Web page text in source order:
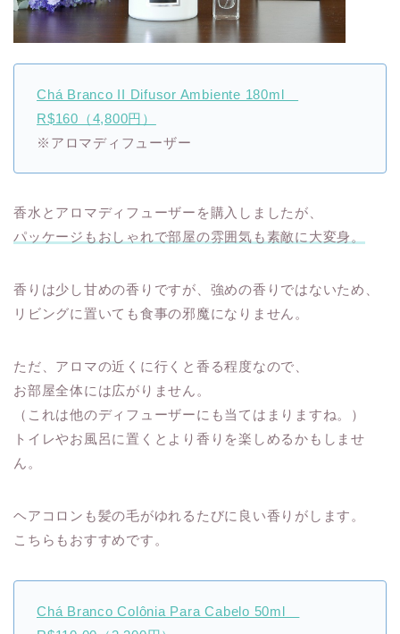
Chá Branco II Difusor Ambiente 180ml
R$160（4,800円）
※アロマディフューザー
香水とアロマディフューザーを購入しましたが、
パッケージもおしゃれで部屋の雰囲気も素敵に大変身。
香りは少し甘めの香りですが、強めの香りではないため、
リビングに置いても食事の邪魔になりません。
ただ、アロマの近くに行くと香る程度なので、
お部屋全体には広がりません。
（これは他のディフューザーにも当てはまりますね。）
トイレやお風呂に置くとより香りを楽しめるかもしませ
ん。
ヘアコロンも髪の毛がゆれるたびに良い香りがします。
こちらもおすすめです。
Chá Branco Colônia Para Cabelo 50ml